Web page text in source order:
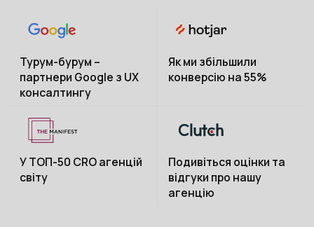
Турум-бурум –
партнери Google з UX
консалтингу
Як ми збільшили
конверсію на 55%
У ТОП-50 CRO агенцій
світу
Подивіться оцінки та
відгуки про нашу
агенцію